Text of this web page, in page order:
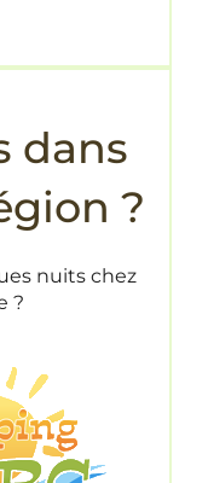
dans
?
nuits chez
?